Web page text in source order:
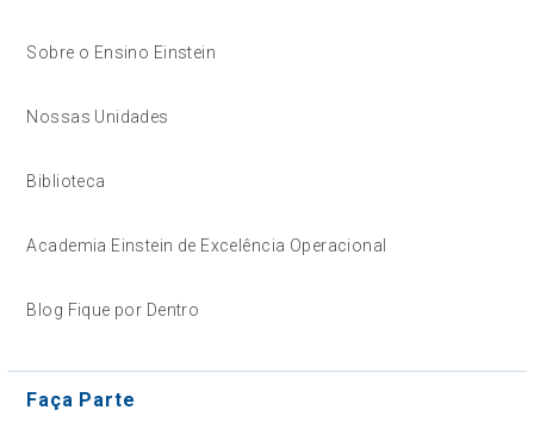
Sobre o Ensino Einstein
Nossas Unidades
Biblioteca
Academia Einstein de Excelência Operacional
Blog Fique por Dentro
Faça Parte